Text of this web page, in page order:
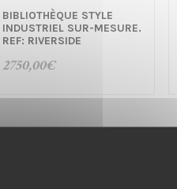
BIBLIOTHÈQUE STYLE
INDUSTRIEL SUR-MESURE.
REF: RIVERSIDE
2750,00€